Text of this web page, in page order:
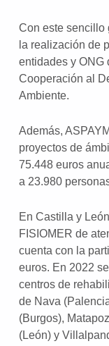
Con este sencillo
la realización de
entidades y ONG
Cooperación al
Ambiente.
Además,
proyectos de
75.448 euros
a 23.980
En Castilla y
FISIOMER de
cuenta con la
euros. En 2022
centros de
de Nava
(Burgos),
(León) y